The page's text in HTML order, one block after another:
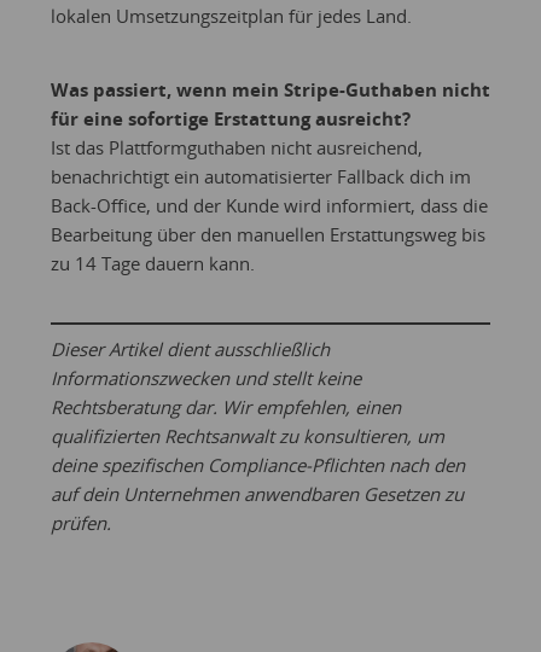
lokalen Umsetzungszeitplan für jedes Land.
Was passiert, wenn mein Stripe-Guthaben nicht
für eine sofortige Erstattung ausreicht?
Ist das Plattformguthaben nicht ausreichend,
benachrichtigt ein automatisierter Fallback dich im
Back-Office, und der Kunde wird informiert, dass die
Bearbeitung über den manuellen Erstattungsweg bis
zu 14 Tage dauern kann.
Dieser Artikel dient ausschließlich
Informationszwecken und stellt keine
Rechtsberatung dar. Wir empfehlen, einen
qualifizierten Rechtsanwalt zu konsultieren, um
deine spezifischen Compliance-Pflichten nach den
auf dein Unternehmen anwendbaren Gesetzen zu
prüfen.